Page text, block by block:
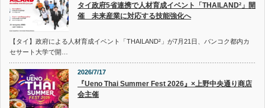
タイ政府5省連携で人材育成イベント「THAILAND²」開
催 未来産業に対応する技能強化へ
【タイ】政府による人材育成イベント「THAILAND²」が7月21日、バンコク都内カ
セサート大学で開…
2026/7/17
『Ueno Thai Summer Fest 2026』×上野中央通り商店
会主催